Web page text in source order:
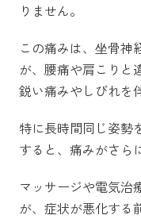
りません。
この痛みは、坐骨神
が、腰痛や肩こりと
鋭い痛みやしびれを
特に長時間同じ姿勢
すると、痛みがさら
マッサージや電気治
が、症状が悪化する